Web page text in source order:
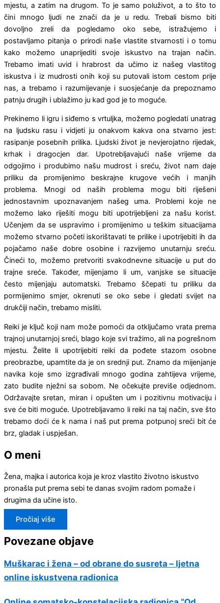
mjestu, a zatim na drugom. To je samo poluživot, a to što to
čini mnogo ljudi ne znači da je u redu. Trebali bismo biti
dovoljno zreli da pogledamo oko sebe, istražujemo i
postavljamo pitanja o prirodi naše vlastite stvarnosti i o tomu
kako možemo unaprijediti svoje iskustvo na trajan način.
Trebamo imati uvid i hrabrost da učimo iz našeg vlastitog
iskustva i iz mudrosti onih koji su putovali istom cestom prije
nas, a trebamo i razumijevanje i suosjećanje da prepoznamo
patnju drugih i ublažimo ju kad god je to moguće.
Prekinemo li igru i siđemo s vrtuljka, možemo pogledati unatrag
na ljudsku rasu i vidjeti ju onakvom kakva ona stvarno jest:
rasipanje posebnih prilika. Ljudski život je nevjerojatno rijedak,
krhak i dragocjen dar. Upotrebljavajući naše vrijeme da
odgojimo i produbimo našu mudrost i sreću, život nam daje
priliku da promijenimo beskrajne krugove većih i manjih
problema. Mnogi od naših problema mogu biti riješeni
jednostavnim upoznavanjem našeg uma. Problemi koje ne
možemo lako riješiti mogu biti upotrijebljeni za našu korist.
Učenjem da se uspravimo i promijenimo u teškim situacijama
možemo stvarno početi iskorištavati te prilike i upotrijebiti ih da
pojačamo naše dobre osobine i razvijemo unutarnju sreću.
Čineći to, možemo pretvoriti svakodnevne situacije u put do
trajne sreće. Također, mijenjamo li um, vanjske se situacije
često mijenjaju automatski. Trebamo ščepati tu priliku da
pormijenimo smjer, okrenuti se oko sebe i gledati svijet na
drukčiji način, trebamo misliti.
Reiki je ključ koji nam može pomoći da otključamo vrata prema
trajnoj unutarnjoj sreći, blago koje svi tražimo, ali na pogrešnom
mjestu. Želite li upotrijebiti reiki da pođete stazom osobne
preobrazbe, upamtite da je on srednji put. Znamo da mijenjanje
navika koje smo izgrađivali mnogo godina zahtijeva vrijeme,
zato budite nježni sa sobom. Ne očekujte previše odjednom.
Održavajte sretan, miran i opušten um i pozitivnu motivaciju i
sve će biti moguće. Upotrebljavamo li reiki na taj način, sve što
trebamo doći će k nama i naš put prema potpunoj sreći bit će
brz, gladak i uspješan.
O meni
Žena, majka i autorica koja je kroz vlastito životno iskustvo
pronašla put prema sebi te danas svojim radom pomaže i
drugima da učine isto.
Pročiaj više
Povezane objave
Muškarac i žena – od obrane do susreta – ljetna
online iskustvena radionica